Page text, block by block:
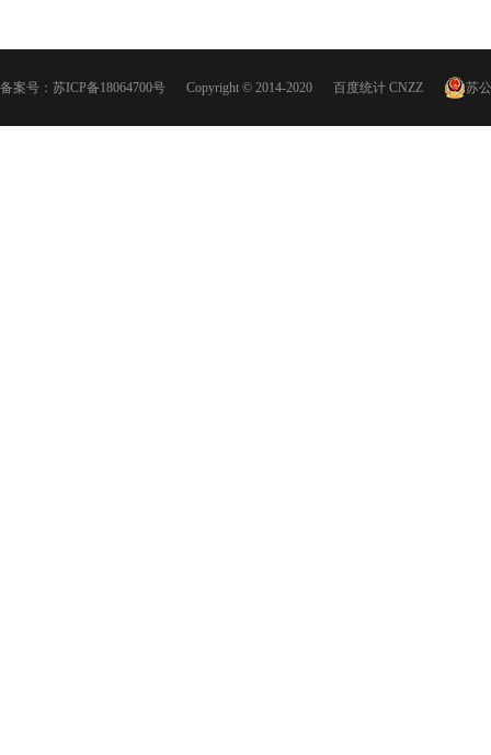
备案号： 苏ICP备18064700号 Copyright © 2014-2020 百度统计 CNZZ 苏